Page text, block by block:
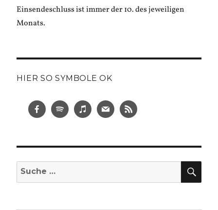
Einsendeschluss ist immer der 10. des jeweiligen
Monats.
HIER SO SYMBOLE OK
Suche
nach: